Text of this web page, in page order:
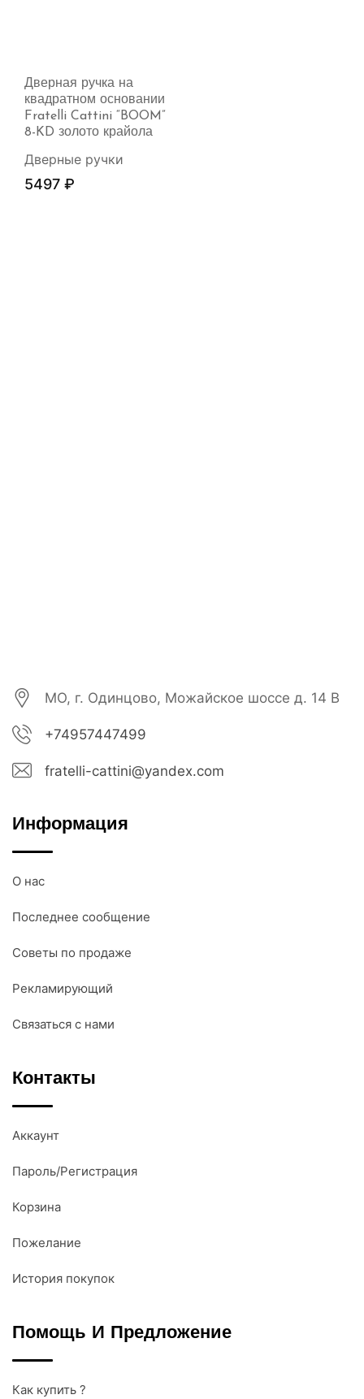
Дверная ручка на
квадратном основании
Fratelli Cattini “BOOM”
8-KD золото крайола
Дверные ручки
5497 ₽
МО, г. Одинцово, Можайское шоссе д. 14 В
+74957447499
fratelli-cattini@yandex.com
Информация
О нас
Последнее сообщение
Советы по продаже
Рекламирующий
Связаться с нами
Контакты
Аккаунт
Пароль/Регистрация
Корзина
Пожелание
История покупок
Помощь И Предложение
Как купить ?